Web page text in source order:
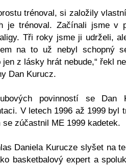
trénoval, si založily
je trénoval. Začínali jsme v
Tři roky jsme ji udrželi,
na to už nebyl schopný
z lásky hrát nebude,“ řekl
Dan Kurucz.
povinností se Dan
V letech 1996 až 1999 byl
zúčastnil ME 1999 kadetek.
Daniela Kurucze slyšet na
basketbalový expert a